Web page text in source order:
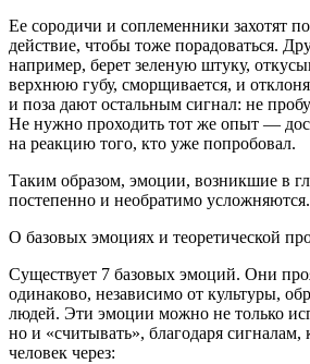
Ее сородичи и соплеменники захотят
действие, чтобы тоже порадоваться.
например, берет зеленую штуку,
верхнюю губу, сморщивается, и
и поза дают остальным сигнал: не
Не нужно проходить тот же опыт —
на реакцию того, кто уже попробовал.
Таким образом, эмоции, возникшие в
постепенно и необратимо усложняются.
О базовых эмоциях и теоретической
Существует 7 базовых эмоций. Они
одинаково, независимо от культуры,
людей. Эти эмоции можно не только
но и «считывать», благодаря сигналам,
человек через: